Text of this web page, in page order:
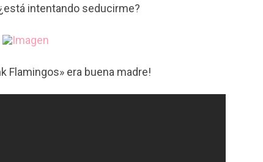
intentando seducirme?
Flamingos» era buena madre!